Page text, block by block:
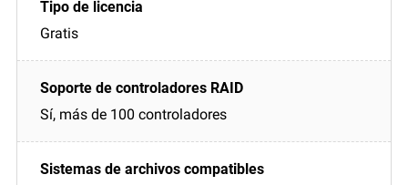
Gratis
Sí, más de 100 controladores